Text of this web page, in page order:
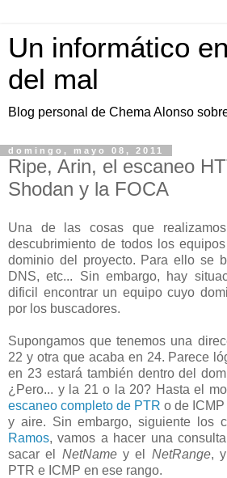
Un informático
del mal
Blog personal de Chema Alonso
domingo, mayo 08, 2011
Ripe, Arin, el escaneo
Shodan y la FOCA
Una de las cosas que
descubrimiento de todos los
dominio del proyecto. Para ello se
DNS, etc... Sin embargo, hay
dificil encontrar un equipo cuyo
por los buscadores.
Supongamos que tenemos una
22 y otra que acaba en 24. Parece
en 23 estará también dentro del
¿Pero... y la 21 o la 20? Hasta el
escaneo completo de PTR o de
y aire. Sin embargo, siguiente los
Ramos, vamos a hacer una
sacar el NetNamey el NetRange,
PTR e ICMP en ese rango.